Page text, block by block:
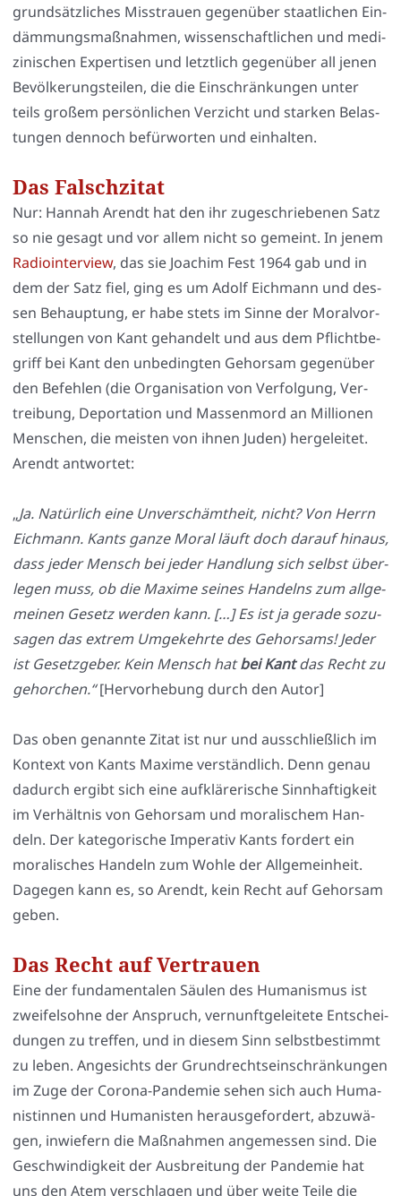
grund­sätz­li­ches Miss­trau­en gegen­über staat­li­chen Ein­
däm­mungs­maß­nah­men, wis­sen­schaft­li­chen und medi­
zi­ni­schen Exper­ti­sen und letzt­lich gegen­über all jenen
Bevöl­ke­rungs­tei­len, die die Ein­schrän­kun­gen unter
teils gro­ßem per­sön­li­chen Ver­zicht und star­ken Belas­
tun­gen den­noch befür­wor­ten und ein­hal­ten.
Das Falschzitat
Nur: Han­nah Are­ndt hat den ihr zuge­schrie­be­nen Satz
so nie gesagt und vor allem nicht so gemeint. In jenem
Radio­in­ter­view, das sie Joa­chim Fest 1964 gab und in
dem der Satz fiel, ging es um Adolf Eich­mann und des­
sen Behaup­tung, er habe stets im Sin­ne der Moral­vor­
stel­lun­gen von Kant gehan­delt und aus dem Pflicht­be­
griff bei Kant den unbe­ding­ten Gehor­sam gegen­über
den Befeh­len (die Orga­ni­sa­ti­on von Ver­fol­gung, Ver­
trei­bung, Depor­ta­ti­on und Mas­sen­mord an Mil­lio­nen
Men­schen, die meis­ten von ihnen Juden) her­ge­lei­tet.
Are­ndt ant­wor­tet:
„Ja. Natür­lich eine Unver­schämt­heit, nicht? Von Herrn
Eich­mann. Kants gan­ze Moral läuft doch dar­auf hin­aus,
dass jeder Mensch bei jeder Hand­lung sich selbst über­
le­gen muss, ob die Maxi­me sei­nes Han­delns zum all­ge­
mei­nen Gesetz wer­den kann. […] Es ist ja gera­de sozu­
sa­gen das extrem Umge­kehr­te des Gehor­sams! Jeder
ist Gesetz­ge­ber.Kein Mensch hatbei Kantdas Recht zu
gehor­chen.“[Her­vor­he­bung durch den Autor]
Das oben genann­te Zitat ist nur und aus­schließ­lich im
Kon­text von Kants Maxi­me ver­ständ­lich. Denn genau
dadurch ergibt sich eine auf­klä­re­ri­sche Sinn­haf­tig­keit
im Ver­hält­nis von Gehor­sam und mora­li­schem Han­
deln. Der kate­go­ri­sche Impe­ra­tiv Kants for­dert ein
mora­li­sches Han­deln zum Woh­le der All­ge­mein­heit.
Dage­gen kann es, so Are­ndt, kein Recht auf Gehor­sam
geben.
Das Recht auf Vertrauen
Eine der fun­da­men­ta­len Säu­len des Huma­nis­mus ist
zwei­fels­oh­ne der Anspruch, ver­nunft­ge­lei­te­te Ent­schei­
dun­gen zu tref­fen, und in die­sem Sinn selbst­be­stimmt
zu leben. Ange­sichts der Grund­rechts­ein­schrän­kun­gen
im Zuge der Coro­na-Pan­de­mie sehen sich auch Huma­
nis­tin­nen und Huma­nis­ten her­aus­ge­for­dert, abzu­wä­
gen, inwie­fern die Maß­nah­men ange­mes­sen sind. Die
Geschwin­dig­keit der Aus­brei­tung der Pan­de­mie hat
uns den Atem ver­schla­gen und über wei­te Tei­le die